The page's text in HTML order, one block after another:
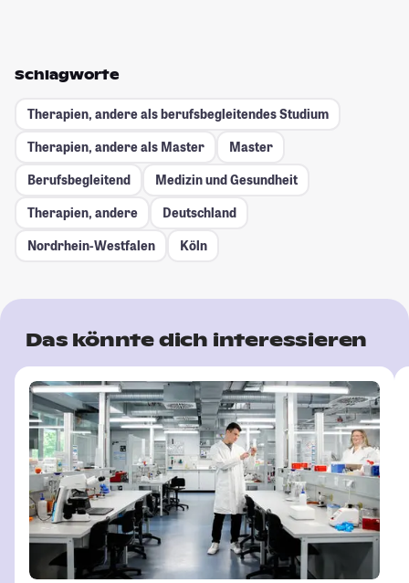
Schlagworte
Therapien, andere als berufsbegleitendes Studium
Therapien, andere als Master
Master
Berufsbegleitend
Medizin und Gesundheit
Therapien, andere
Deutschland
Nordrhein-Westfalen
Köln
Das könnte dich interessieren